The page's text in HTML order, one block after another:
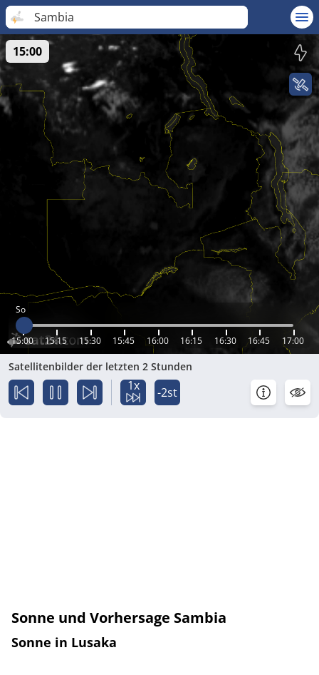
Sambia
So
15:00 15:15 15:30 15:45 16:00 16:15 16:30 16:45 17:00
15:00
Satellitenbilder der letzten 2 Stunden
1x -2st
Sonne und Vorhersage Sambia
Sonne in Lusaka